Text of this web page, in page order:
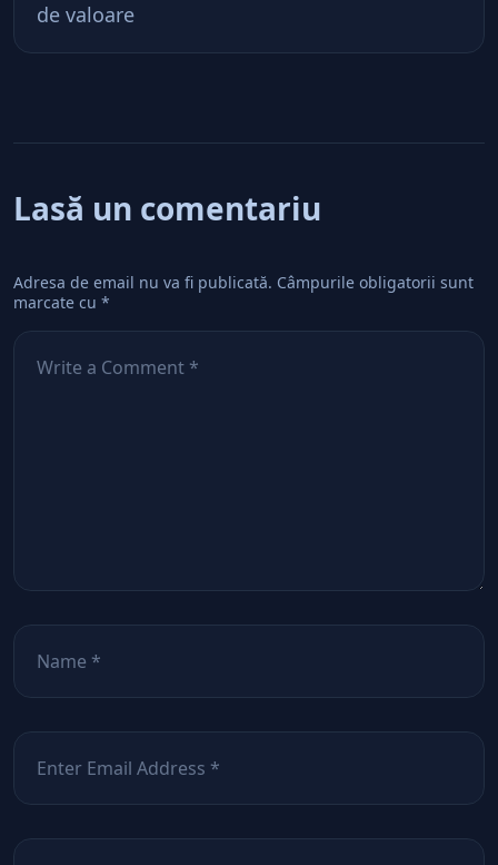
de valoare
Lasă un comentariu
Adresa de email nu va fi publicată. Câmpurile obligatorii sunt
marcate cu *